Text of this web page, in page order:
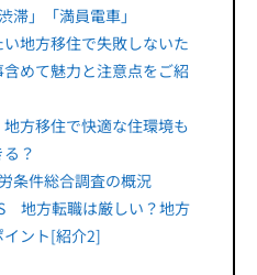
滞」「満員電車」
地方移住で失敗しないた
めて魅力と注意点をご紹
方移住で快適な住環境も
？
条件総合調査の概況
方転職は厳しい？地方
ント[紹介2]